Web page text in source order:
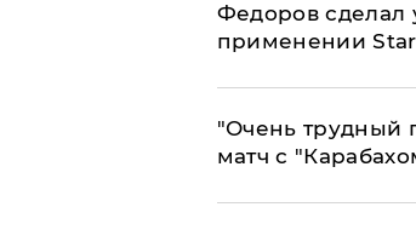
Федоров сделал
применении
"Очень трудный
матч с